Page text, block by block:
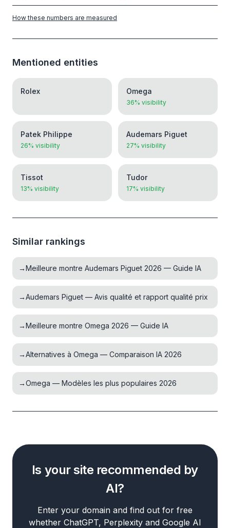
How these numbers are measured
Mentioned entities
Rolex Omega
36% visibility
Patek Philippe
26% visibility
Audemars Piguet
27% visibility
Tissot
13% visibility
Tudor
17% visibility
Similar rankings
→Meilleure montre Audemars Piguet 2026 — Guide IA
→Audemars Piguet — Avis qualité et rapport qualité prix
→Meilleure montre Omega 2026 — Guide IA
→Alternatives à Omega — Comparaison IA 2026
→Omega — Modèles les plus populaires 2026
Is your site recommended by
AI?
Enter your domain and find out for free
whether ChatGPT, Perplexity and Google AI